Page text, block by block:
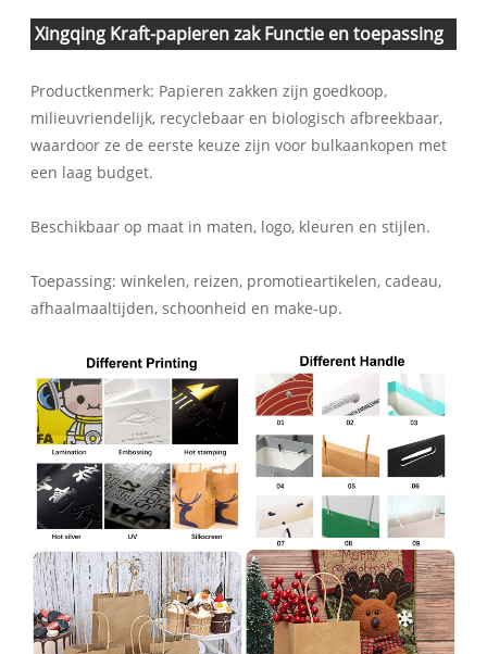
Xingqing Kraft-papieren zak Functie en toepassing
Productkenmerk: Papieren zakken zijn goedkoop,
milieuvriendelijk, recyclebaar en biologisch afbreekbaar,
waardoor ze de eerste keuze zijn voor bulkaankopen met
een laag budget.
Beschikbaar op maat in maten, logo, kleuren en stijlen.
Toepassing: winkelen, reizen, promotieartikelen, cadeau,
afhaalmaaltijden, schoonheid en make-up.